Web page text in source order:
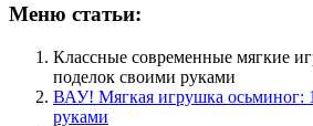
Меню статьи:
Классные современные мягкие
поделок своими руками
ВАУ! Мягкая игрушка осьминог:
руками